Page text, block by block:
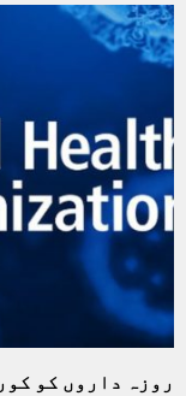
روزہ داروں کو